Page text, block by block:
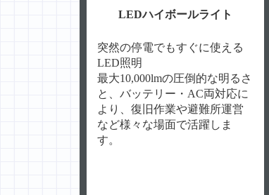
LEDハイボールライト
突然の停電でもすぐに使える
LED照明
最大10,000lmの圧倒的な明るさ
と、バッテリー・AC両対応に
より、復旧作業や避難所運営
など様々な場面で活躍しま
す。